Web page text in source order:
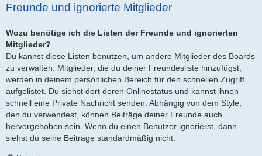
Freunde und ignorierte Mitglieder
Wozu benötige ich die Listen der Freunde und ignorierten
Mitglieder?
Du kannst diese Listen benutzen, um andere Mitglieder des Boards
zu verwalten. Mitglieder, die du deiner Freundesliste hinzufügst,
werden in deinem persönlichen Bereich für den schnellen Zugriff
aufgelistet. Du siehst dort deren Onlinestatus und kannst ihnen
schnell eine Private Nachricht senden. Abhängig von dem Style,
den du verwendest, können Beiträge deiner Freunde auch
hervorgehoben sein. Wenn du einen Benutzer ignorierst, dann
siehst du seine Beiträge standardmäßig nicht.